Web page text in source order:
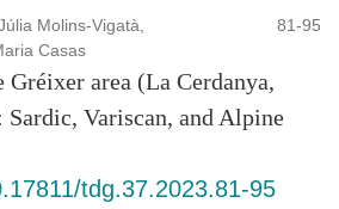
número suficiente de ellos.
Molins-Vigatà,
Casas
81-95
area (La Cerdanya,
Sardic, Variscan, and Alpine
tdg.37.2023.81-95